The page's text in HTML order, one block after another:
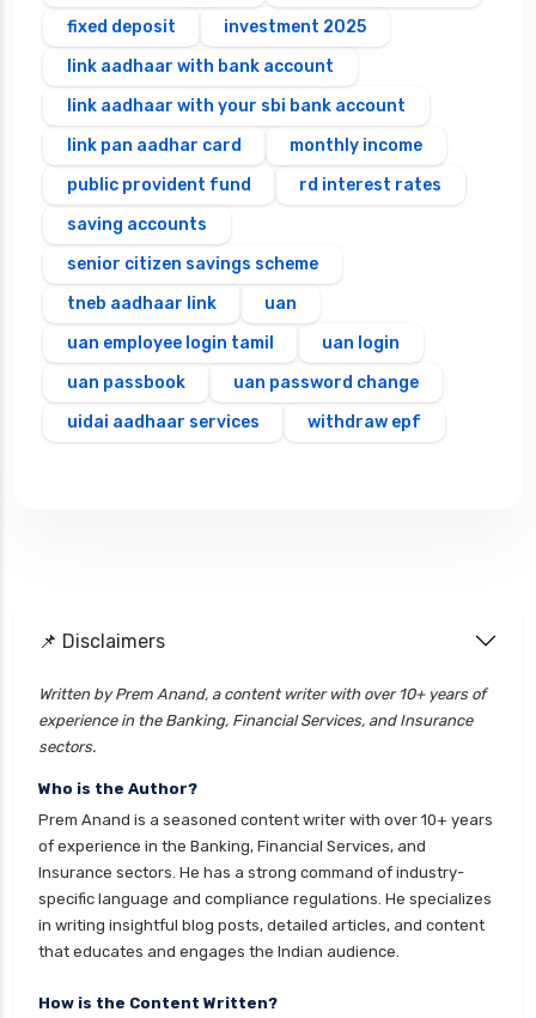
fixed deposit
investment 2025
link aadhaar with bank account
link aadhaar with your sbi bank account
link pan aadhar card
monthly income
public provident fund
rd interest rates
saving accounts
senior citizen savings scheme
tneb aadhaar link
uan
uan employee login tamil
uan login
uan passbook
uan password change
uidai aadhaar services
withdraw epf
📌 Disclaimers
Written by Prem Anand, a content writer with over 10+ years of
experience in the Banking, Financial Services, and Insurance
sectors.
Who is the Author?
Prem Anand is a seasoned content writer with over 10+ years
of experience in the Banking, Financial Services, and
Insurance sectors. He has a strong command of industry-
specific language and compliance regulations. He specializes
in writing insightful blog posts, detailed articles, and content
that educates and engages the Indian audience.
How is the Content Written?